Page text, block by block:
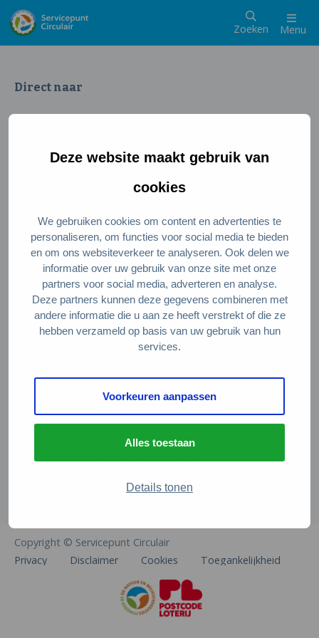
Deze website maakt gebruik van
cookies
We gebruiken cookies om content en advertenties te
personaliseren, om functies voor social media te bieden
en om ons websiteverkeer te analyseren. Ook delen we
informatie over uw gebruik van onze site met onze
partners voor social media, adverteren en analyse.
Deze partners kunnen deze gegevens combineren met
andere informatie die u aan ze heeft verstrekt of die ze
hebben verzameld op basis van uw gebruik van hun
services.
Voorkeuren aanpassen
Alles toestaan
Details tonen
Zoeken Menu
Direct naar
Wat is een circulaire samenleving
Meedoen als ondernemer
Circulaire producten en diensten
Wie zijn wij?
Over ons
Stel je vraag
Servicepunt Team
Veelgestelde vragen
De Natuur en Milieufederaties
Arthur van Schendelstraat 600
info@natuurenmilieufederaties.nl
Copyright © Servicepunt Circulair
Privacy
Disclaimer Cookies Toegankelijkheid